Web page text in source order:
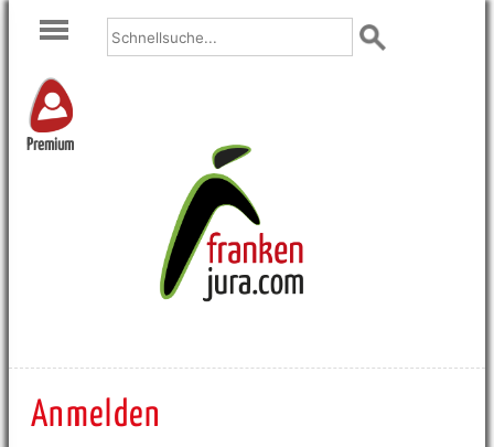
Premium
Anmelden